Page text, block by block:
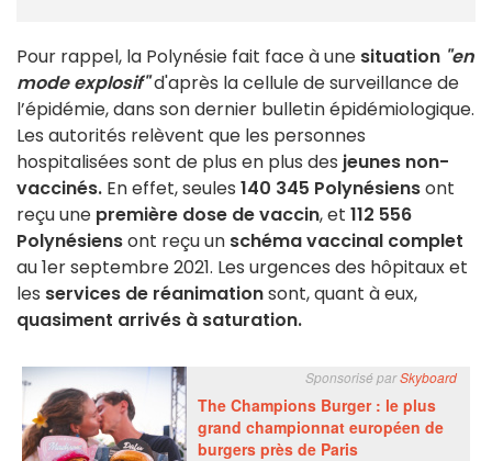
Pour rappel, la Polynésie fait face à une situation "en
mode explosif"d'après la cellule de surveillance de
l’épidémie, dans son dernier bulletin épidémiologique.
Les autorités relèvent que les personnes
hospitalisées sont de plus en plus des jeunes non-
vaccinés. En effet, seules 140 345 Polynésiensont
reçu une première dose de vaccin, et 112 556
Polynésiensont reçu un schéma vaccinal complet
au 1er septembre 2021. Les urgences des hôpitaux et
les services de réanimationsont, quant à eux,
quasiment arrivés à saturation.